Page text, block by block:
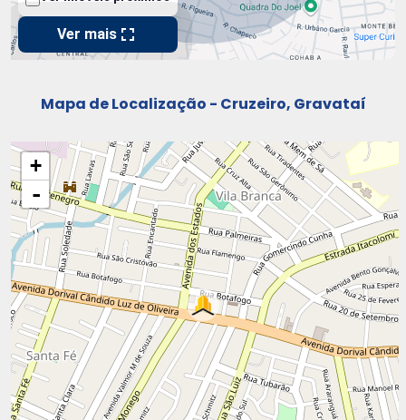
Mapa de Localização - Cruzeiro, Gravataí